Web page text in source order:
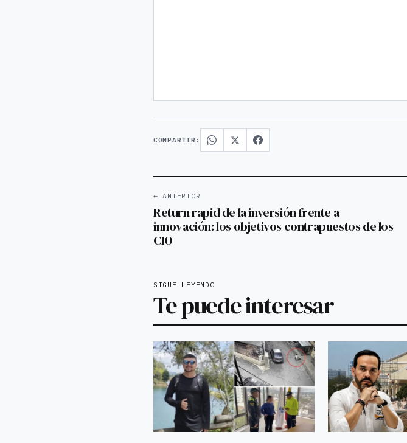
COMPARTIR:
← ANTERIOR
Return rapid de la inversión frente a
innovación: los objetivos contrapuestos de los
CIO
SIGUE LEYENDO
Te puede interesar